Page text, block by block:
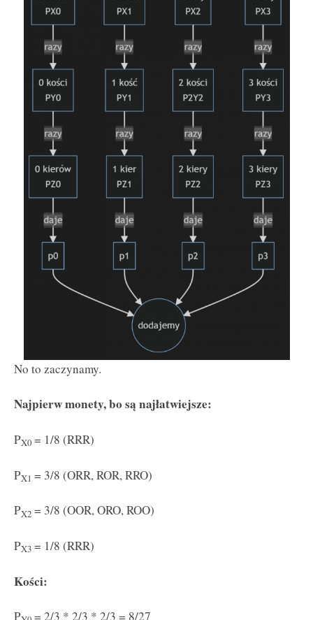
No to zaczynamy.
Najpierw monety, bo są najłatwiejsze:
PX0 = 1/8 (RRR)
PX1 = 3/8 (ORR, ROR, RRO)
PX2 = 3/8 (OOR, ORO, ROO)
PX3 = 1/8 (RRR)
Kości:
P = 2/3 * 2/3 * 2/3 = 8/27